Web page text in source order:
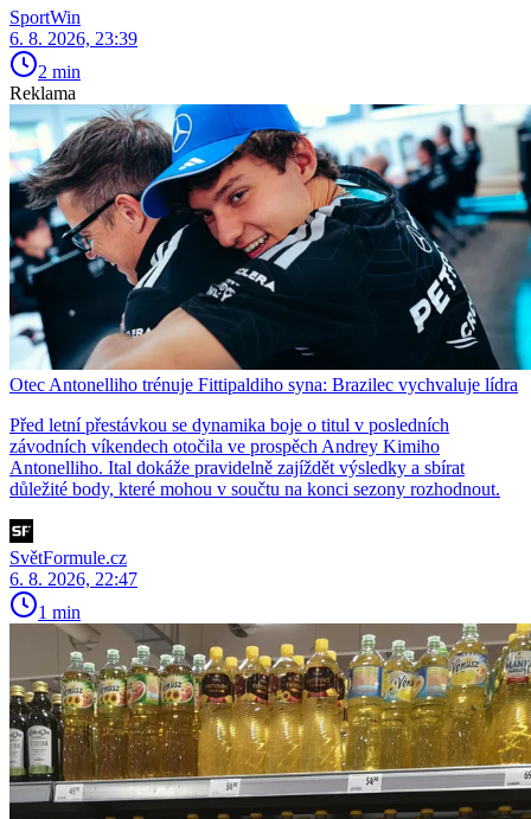
SportWin
6. 8. 2026, 23:39
2 min
Reklama
Otec Antonelliho trénuje Fittipaldiho syna: Brazilec vychvaluje lídra
Před letní přestávkou se dynamika boje o titul v posledních
závodních víkendech otočila ve prospěch Andrey Kimiho
Antonelliho. Ital dokáže pravidelně zajíždět výsledky a sbírat
důležité body, které mohou v součtu na konci sezony rozhodnout.
SvětFormule.cz
6. 8. 2026, 22:47
1 min